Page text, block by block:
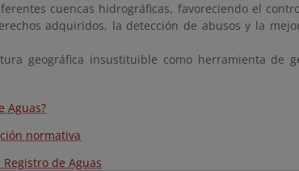
cuencas hidrográficas, favoreciendo el
adquiridos, la detección de abusos y la
geográfica insustituible como herramienta de
Aguas?
normativa
de Aguas